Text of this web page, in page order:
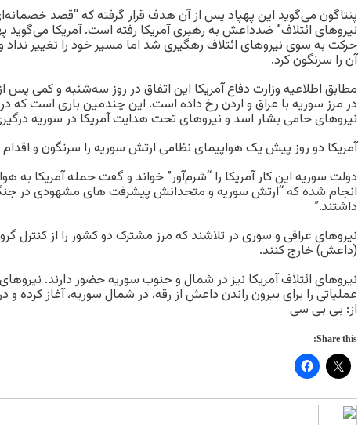
پنتاگون می‌گوید این پهپاد پس از آن هدف قرار گرفته که “قصد
نیروهای ائتلاف” ضدداعش به رهبری آمریکا رفته است. آمریکا می‌گوید
آن را سرنگون کرد.
مطابق اطلاعیه وزارت دفاع آمریکا این اتفاق در روز سه‌شنبه و کمی
در مرز سوریه با عراق و اردن رخ داده است. این چندمین باری است که
نیروهای حامی بشار اسد و نیروهای تحت هدایت آمریکا در سوریه
آمریکا دو روز پیش یک هواپیمای نظامی ارتش سوریه را سرنگون و
دولت سوریه این کار آمریکا را “شرم‌آور” خواند و گفت حمله آمریکا به
انجام شده که “ارتش سوریه و متحدانش پیشرفت های مشهودی در
داشتند.”
نیروهای عراقی و سوری در تلاشند که مرز مشترک دو کشور را از کنترل
(داعش) خارج کنند.
نیروهای ائتلاف آمریکا نیز در شمال و جنوب سوریه حضور دارند.
عملیاتی را برای بیرون راندن داعش از رقه، در شمال سوریه، آغاز کرده
از: بی بی سی
Share this: